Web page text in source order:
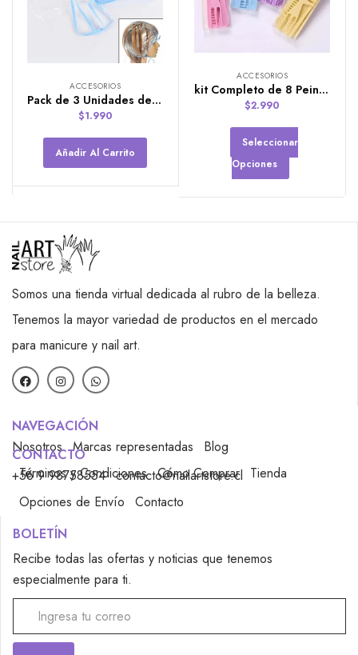
ACCESORIOS
Pack de 3 Unidades de Gorro de Visos Desechables
$1.990
Añadir Al Carrito
ACCESORIOS
kit Completo de 8 Peinetas Vaierdad de Colores
$2.990
Seleccionar
Opciones
Somos una tienda virtual dedicada al rubro de la belleza.
Tenemos la mayor variedad de productos en el mercado
para manicure y nail art.
NAVEGACIÓN
Nosotros Marcas representadas
Blog
Términos y Condiciones Cómo Comprar Tienda
CONTACTO
+56 9 98758554 contacto@nailartstore.cl
Opciones de Envío
Contacto
BOLETÍN
Recibe todas las ofertas y noticias que tenemos
especialmente para ti.